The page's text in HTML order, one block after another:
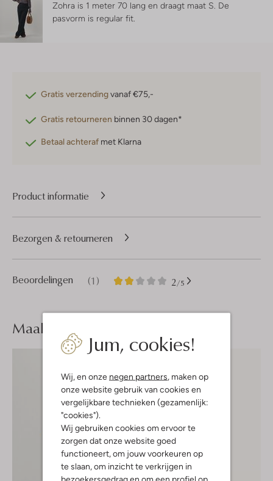
Jum, cookies!
Wij, en onze negen partners, maken op
onze website gebruik van cookies en
vergelijkbare technieken (gezamenlijk:
"cookies").
Wij gebruiken cookies om ervoor te
zorgen dat onze website goed
functioneert, om jouw voorkeuren op
te slaan, om inzicht te verkrijgen in
bezoekersgedrag en om een profiel op
Zohra is 1 meter 70 lang en draagt maat S. De
pasvorm is regular fit
Gratis verzendingvanaf €75,-
Gratis retourneren binnen 30 dagen*
Betaal achteraf met Klarna
Product informatie
Beoordelingen (1) 2/5
1
2
Bezorgen & retourneren
Maak je look compleet